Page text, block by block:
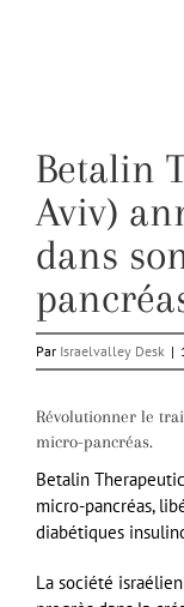
Betalin
Aviv)
dans
Par Israelvalley Desk |
Révolutionner le
micro-pancréas.
Betalin
micro-pancréas,
diabétiques
La société